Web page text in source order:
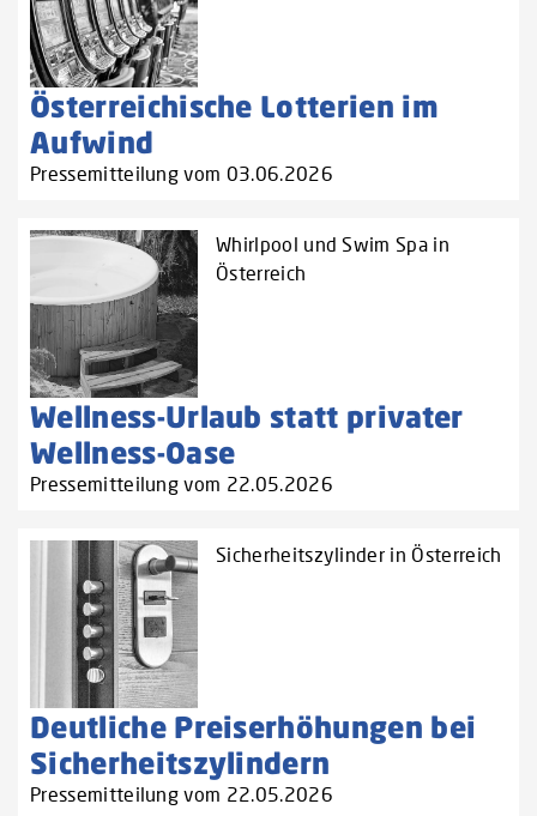
Österreichische Lotterien im
Aufwind
Pressemitteilung vom 03.06.2026
Whirlpool und Swim Spa in
Österreich
Wellness-Urlaub statt privater
Wellness-Oase
Pressemitteilung vom 22.05.2026
Sicherheitszylinder in Österreich
Deutliche Preiserhöhungen bei
Sicherheitszylindern
Pressemitteilung vom 22.05.2026